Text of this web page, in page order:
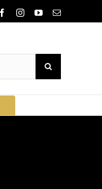
FacebookInstagramYouTubeEmail